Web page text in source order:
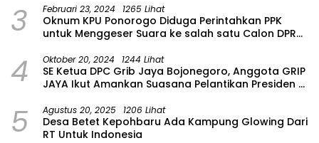
3 Februari 23, 2024 1265 Lihat
Oknum KPU Ponorogo Diduga Perintahkan PPK
untuk Menggeser Suara ke salah satu Calon DPRD
4 Oktober 20, 2024 1244 Lihat
SE Ketua DPC Grib Jaya Bojonegoro, Anggota GRIP
JAYA Ikut Amankan Suasana Pelantikan Presiden di
5 Agustus 20, 2025 1206 Lihat
Desa Betet Kepohbaru Ada Kampung Glowing Dari
RT Untuk Indonesia